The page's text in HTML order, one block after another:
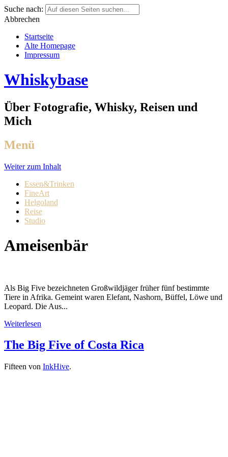
Suche nach:
Abbrechen
Startseite
Alte Homepage
Impressum
Whiskybase
Über Fotografie, Whisky, Reisen und
Mich
Menü
Weiter zum Inhalt
Essen&Trinken
FineArt
Helgoland
Reise
Studio
Ameisenbär
Als Big Five bezeichneten Großwildjäger früher fünf bestimmte
Tiere in Afrika. Gemeint waren Elefant, Nashorn, Büffel, Löwe und
Leopard. Die Aus...
Weiterlesen
The Big Five of Costa Rica
Fifteen von InkHive.